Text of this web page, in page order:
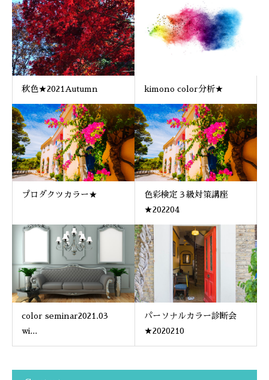
秋色★2021Autumn kimono color分析★
プロダクツカラー★
色彩検定３級対策講座
★202204
color seminar2021.03
wi...
パーソナルカラー診断会
★2020210